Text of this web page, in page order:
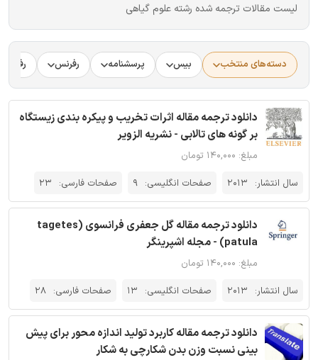
لیست مقالات ترجمه شده رشته علوم گیاهی
دسته‌های منتخب بیس پرسشنامه رفرنس
دانلود ترجمه مقاله اثرات تخریب و پیکره بندی زیستگاه
بر گونه های تالابی - نشریه الزویر
مبلغ: ۱۴۰,۰۰۰ تومان
سال انتشار: 2013 صفحات انگلیسی: 9 صفحات فارسی: 23
دانلود ترجمه مقاله گل جعفری فرانسوی (tagetes
patula) - مجله اشپرینگر
مبلغ: ۱۴۰,۰۰۰ تومان
سال انتشار: 2013 صفحات انگلیسی: 13 صفحات فارسی: 28
دانلود ترجمه مقاله کاربرد تولید اندازه محور برای پیش
بینی نسبت وزن بدن شکارچی به شکار